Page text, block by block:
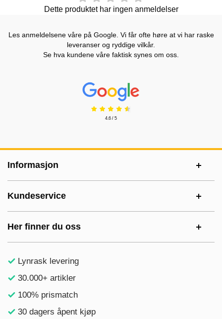
Dette produktet har ingen anmeldelser
Les anmeldelsene våre på Google. Vi får ofte høre at vi har raske
leveranser og ryddige vilkår.
Se hva kundene våre faktisk synes om oss.
Prisjakt Vurdering: 4.6 Stjerne
4.6 / 5
Informasjon
Kundeservice
Her finner du oss
Lynrask levering
30.000+ artikler
100% prismatch
30 dagers åpent kjøp